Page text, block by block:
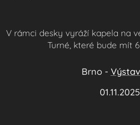
V rámci desky vyráží kapela na
Turné, které bude mít
Brno -
01.11.2025